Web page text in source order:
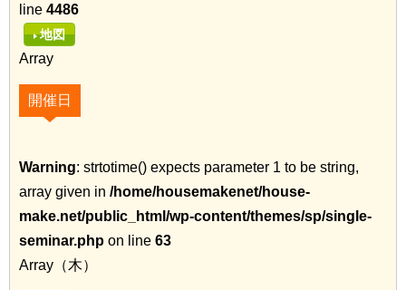
line 4486
地図
Array
開催日
Warning: strtotime() expects parameter 1 to be string,
array given in /home/housemakenet/house-
make.net/public_html/wp-content/themes/sp/single-
seminar.php on line 63
Array（木）